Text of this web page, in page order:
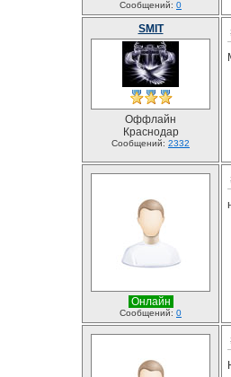
Сообщений: 0
SMIT
Оффлайн
Краснодар
Сообщений: 2332
Онлайн
Сообщений: 0